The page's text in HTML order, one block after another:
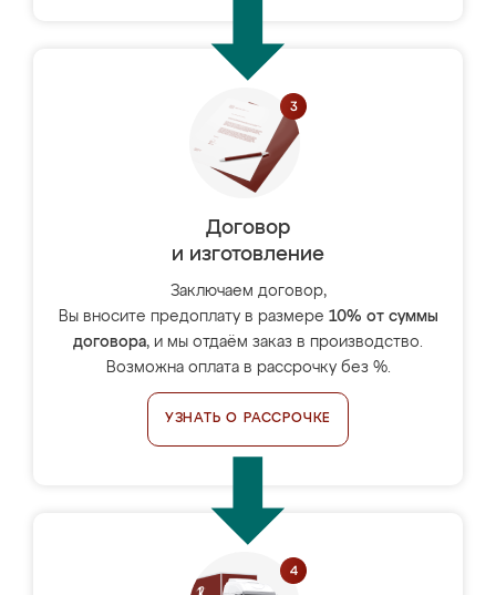
Договор
и изготовление
Заключаем договор,
Вы вносите предоплату в размере 10% от суммы
договора, и мы отдаём заказ в производство.
Возможна оплата в рассрочку без %.
УЗНАТЬ О РАССРОЧКЕ